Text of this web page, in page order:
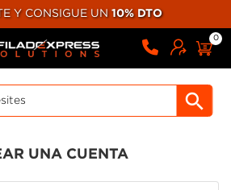
Y CONSIGUE UN 10% DTO
0
UNA CUENTA